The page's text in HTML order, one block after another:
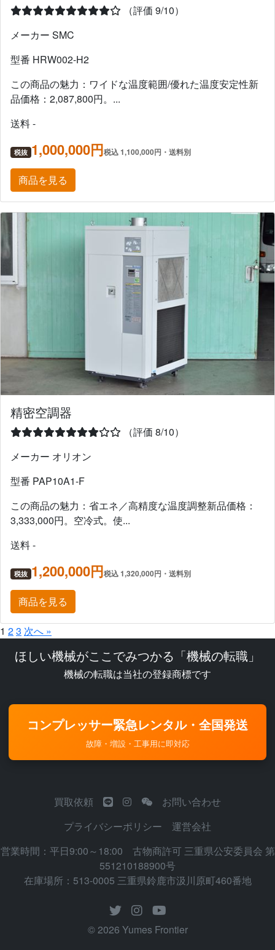
（評価 9/10）
メーカー SMC
型番 HRW002-H2
この商品の魅力：ワイドな温度範囲/優れた温度安定性新
品価格：2,087,800円。...
送料 -
税抜 1,000,000円税込 1,100,000円・送料別
商品を見る
精密空調器
（評価 8/10）
メーカー オリオン
型番 PAP10A1-F
この商品の魅力：省エネ／高精度な温度調整新品価格：
3,333,000円。空冷式。使...
送料 -
税抜 1,200,000円税込 1,320,000円・送料別
商品を見る
1 23 次へ »
ほしい機械がここでみつかる「機械の転職」
機械の転職は当社の登録商標です
コンプレッサー緊急レンタル・全国発送
故障・増設・工事用に即対応
買取依頼
お問い合わせ
プライバシーポリシー
運営会社
営業時間：平日9:00～18:00 古物商許可 三重県公安委員会 第
551210188900号
在庫場所：513-0005 三重県鈴鹿市汲川原町460番地
© 2026 Yumes Frontier